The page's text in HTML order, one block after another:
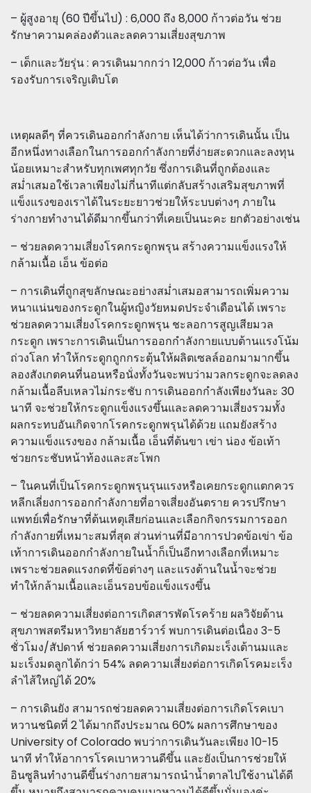
– ผู้สูงอายุ (60 ปีขึ้นไป) : 6,000 ถึง 8,000 ก้าวต่อวัน ช่วย
รักษาความคล่องตัวและลดความเสี่ยงสุขภาพ
– เด็กและวัยรุ่น : ควรเดินมากกว่า 12,000 ก้าวต่อวัน เพื่อ
รองรับการเจริญเติบโต
เหตุผลดีๆ ที่ควรเดินออกกำลังกาย เห็นได้ว่าการเดินนั้น เป็น
อีกหนึ่งทางเลือกในการออกกำลังกายที่ง่ายสะดวกและลงทุน
น้อยเหมาะสำหรับทุกเพศทุกวัย ซึ่งการเดินที่ถูกต้องและ
สม่ำเสมอใช้เวลาเพียงไม่กี่นาทีแต่กลับสร้างเสริมสุขภาพที่
แข็งแรงของเราได้ในระยะยาวช่วยให้ระบบต่างๆ ภายใน
ร่างกายทำงานได้ดีมากขึ้นกว่าที่เคยเป็นนะคะ ยกตัวอย่างเช่น
– ช่วยลดความเสี่ยงโรคกระดูกพรุน สร้างความแข็งแรงให้
กล้ามเนื้อ เอ็น ข้อต่อ
– การเดินที่ถูกสุขลักษณะอย่างสม่ำเสมอสามารถเพิ่มความ
หนาแน่นของกระดูกในผู้หญิงวัยหมดประจำเดือนได้ เพราะ
ช่วยลดความเสี่ยงโรคกระดูกพรุน ชะลอการสูญเสียมวล
กระดูก เพราะการเดินเป็นการออกกำลังกายแบบต้านแรงโน้ม
ถ่วงโลก ทำให้กระดูกถูกกระตุ้นให้ผลิตเซลล์ออกมามากขึ้น
ลองสังเกตคนที่นอนหรือนั่งทั้งวันจะพบว่ามวลกระดูกจะลดลง
กล้ามเนื้อลีบเหลวไม่กระชับ การเดินออกกำลังเพียงวันละ 30
นาที จะช่วยให้กระดูกแข็งแรงขึ้นและลดความเสี่ยงรวมทั้ง
ผลกระทบอันเกิดจากโรคกระดูกพรุนได้ด้วย แถมยังสร้าง
ความแข็งแรงของ กล้ามเนื้อ เอ็นที่ต้นขา เข่า น่อง ข้อเท้า
ช่วยกระชับหน้าท้องและสะโพก
– ในคนที่เป็นโรคกระดูกพรุนรุนแรงหรือเคยกระดูกแตกควร
หลีกเลี่ยงการออกกำลังกายที่อาจเสี่ยงอันตราย ควรปรึกษา
แพทย์เพื่อรักษาที่ต้นเหตุเสียก่อนและเลือกกิจกรรมการออก
กำลังกายที่เหมาะสมที่สุด ส่วนท่านที่มีอาการปวดข้อเข่า ข้อ
เท้าการเดินออกกำลังกายในน้ำก็เป็นอีกทางเลือกที่เหมาะ
เพราะช่วยลดแรงกดที่ข้อต่างๆ และแรงต้านในน้ำจะช่วย
ทำให้กล้ามเนื้อและเอ็นรอบข้อแข็งแรงขึ้น
– ช่วยลดความเสี่ยงต่อการเกิดสารพัดโรคร้าย ผลวิจัยด้าน
สุขภาพสตรีมหาวิทยาลัยฮาร์วาร์ พบการเดินต่อเนื่อง 3-5
ชั่วโมง/สัปดาห์ ช่วยลดความเสี่ยงการเกิดมะเร็งเต้านมและ
มะเร็งมดลูกได้กว่า 54% ลดความเสี่ยงต่อการเกิดโรคมะเร็ง
ลำไส้ใหญ่ได้ 20%
– การเดินยัง สามารถช่วยลดความเสี่ยงต่อการเกิดโรคเบา
หวานชนิดที่ 2 ได้มากถึงประมาณ 60% ผลการศึกษาของ
University of Colorado พบว่าการเดินวันละเพียง 10-15
นาที ทำให้อาการโรคเบาหวานดีขึ้น และยังเป็นการช่วยให้
อินซูลินทำงานดีขึ้นร่างกายสามารถนำน้ำตาลไปใช้งานได้ดี